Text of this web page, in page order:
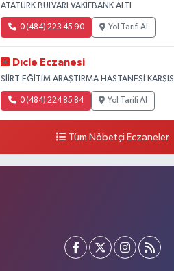
ATATÜRK BULVARI VAKIFBANK ALTI
0 (484) 223 45 90 Yol Tarifi Al
Dıcle Eczanesi
SİİRT EĞİTİM ARAŞTIRMA HASTANESİ KARŞISI
0 (484) 224 85 84 Yol Tarifi Al
Tüm Nöbetçi Eczaneler